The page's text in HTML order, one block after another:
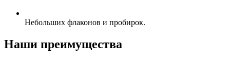
Небольших флаконов и пробирок.
Наши преимущества